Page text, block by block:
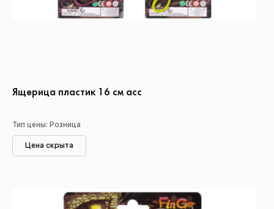
Ящерица пластик 16 см асс
Тип цены: Розница
Цена скрыта